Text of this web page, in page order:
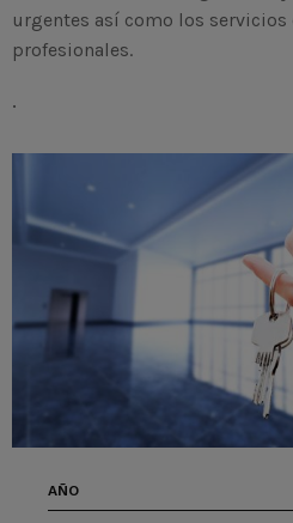
urgentes así como los servicios
profesionales.
.
AÑO